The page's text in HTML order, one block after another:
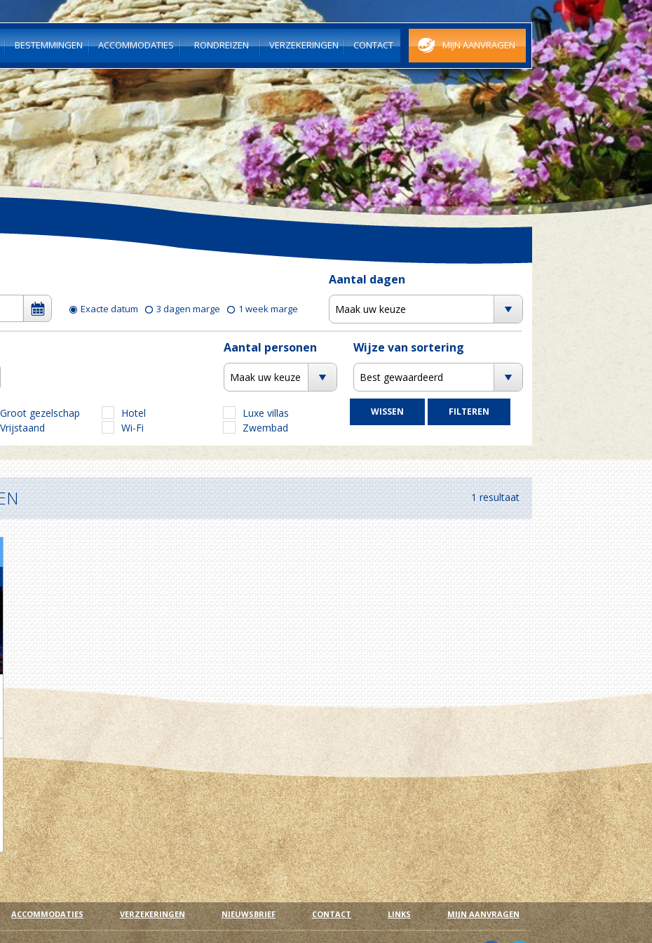
BESTEMMINGEN ACCOMMODATIES RONDREIZEN VERZEKERINGEN CONTACT MIJN AANVRAGEN
Exacte datum 3 dagen marge 1 week marge
Aantal dagen
Maak uw keuze
Aantal personen
Maak uw keuze
Wijze van sortering
Best gewaardeerd
Groot gezelschap Hotel
Luxe villas
Vrijstaand Wi-Fi Zwembad
1 resultaat
ACCOMMODATIES VERZEKERINGEN NIEUWSBRIEF CONTACT LINKS MIJN AANVRAGEN